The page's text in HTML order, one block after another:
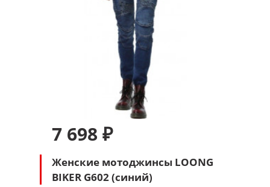
7 698 ₽
Женские мотоджинсы LOONG
BIKER G602 (синий)